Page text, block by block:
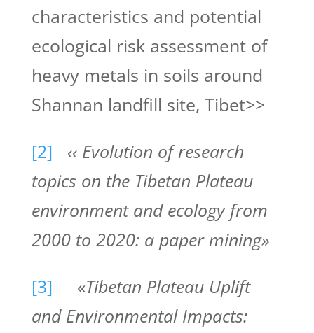
characteristics and potential
ecological risk assessment of
heavy metals in soils around
Shannan landfill site, Tibet>>
[2]
‹‹ Evolution of research
topics on the Tibetan Plateau
environment and ecology from
2000 to 2020: a paper mining»
[3] «Tibetan Plateau Uplift
and Environmental Impacts: